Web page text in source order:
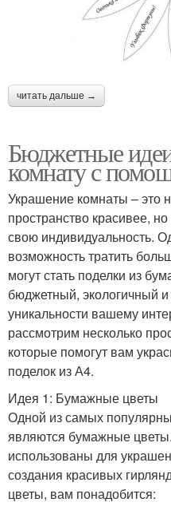
читать дальше →
Бюджетные
комнату с
Украшение комнаты – это
пространство красивее,
свою индивидуальность.
возможность тратить
могут стать поделки из
бюджетный, экологичный
уникальности вашему
рассмотрим несколько
которые помогут вам
поделок из А4.
Идея 1: Бумажные цветы
Одной из самых
являются бумажные
использованы для
создания красивых
цветы, вам понадобится: